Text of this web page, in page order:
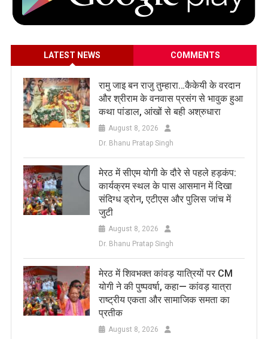
LATEST NEWS COMMENTS
रामु जाइ बन राजु तुम्हारा…कैकेयी के वरदान
और श्रीराम के वनवास प्रसंग से भावुक हुआ
कथा पांडाल, आंखों से बही अश्रुधारा
August 8, 2026
Dr. Bhanu Pratap Singh
मेरठ में सीएम योगी के दौरे से पहले हड़कंप:
कार्यक्रम स्थल के पास आसमान में दिखा
संदिग्ध ड्रोन, एटीएस और पुलिस जांच में
जुटी
August 8, 2026
Dr. Bhanu Pratap Singh
मेरठ में शिवभक्त कांवड़ यात्रियों पर CM
योगी ने की पुष्पवर्षा, कहा— कांवड़ यात्रा
राष्ट्रीय एकता और सामाजिक समता का
प्रतीक
August 8, 2026